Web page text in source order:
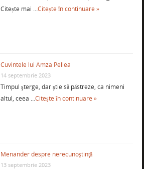
Citește mai …Citește în continuare »
Cuvintele lui Amza Pellea
14 septembrie 2023
Timpul şterge, dar ştie să păstreze, ca nimeni
altul, ceea …Citește în continuare »
Menander despre nerecunoştinţă
13 septembrie 2023